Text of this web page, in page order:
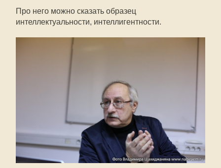
Про него можно сказать образец
интеллектуальности, интеллигентности.